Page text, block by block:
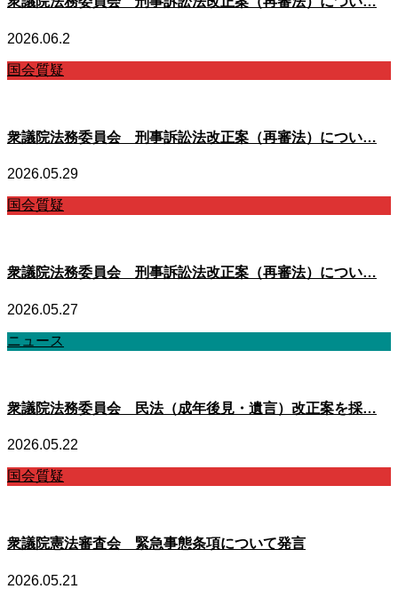
2026.06.2
国会質疑
衆議院法務委員会 刑事訴訟法改正案（再審法）につい…
2026.05.29
国会質疑
衆議院法務委員会 刑事訴訟法改正案（再審法）につい…
2026.05.27
ニュース
衆議院法務委員会 民法（成年後見・遺言）改正案を採…
2026.05.22
国会質疑
衆議院憲法審査会 緊急事態条項について発言
2026.05.21